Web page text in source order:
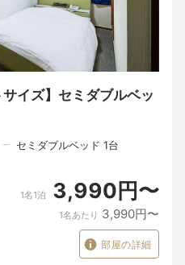
不可、他割引利用不可
のアクセス抜群！
』と御予約名をフロントにて申
を行っているレジャーホテルで
サイズ】セミダブルベッ
セミダブルベッド 1台
1名1泊 3,990円〜
1名あたり 3,990円〜
部屋の詳細